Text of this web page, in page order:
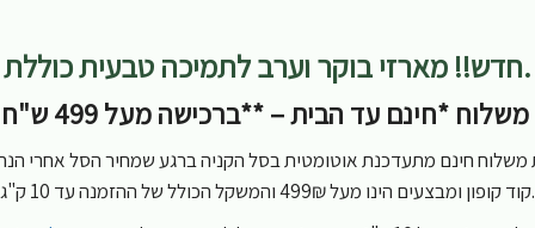
חדש!! מארזי בוקר וערב לתמיכה טבעית כוללת.
משלוח *חינם עד הבית – **ברכישה מעל 499 ש"ח
משלוח חינם מתעדכנת אוטומטית בסל הקניה ברגע שמחיר הסל אחרי
קוד קופון ומבצעים הינו מעל 499₪ והמשקל הכולל של ההזמנה עד 10 ק"ג.